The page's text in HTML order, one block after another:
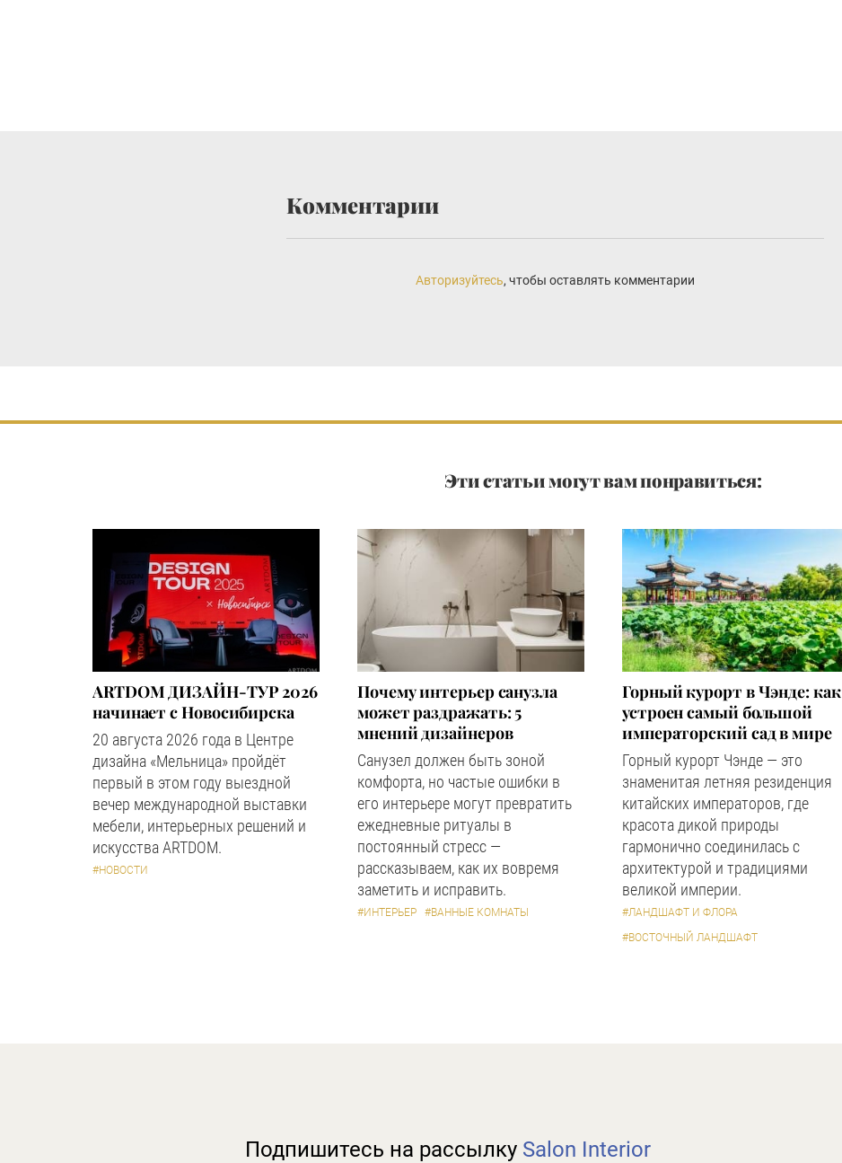
Комментарии
Авторизуйтесь, чтобы оставлять комментарии
Эти статьи могут вам понравиться:
ARTDOM ДИЗАЙН-ТУР 2026
начинает с Новосибирска
20 августа 2026 года в Центре
дизайна «Мельница» пройдёт
первый в этом году выездной
вечер международной выставки
мебели, интерьерных решений и
искусства ARTDOM.
#НОВОСТИ
Почему интерьер санузла
может раздражать: 5
мнений дизайнеров
Санузел должен быть зоной
комфорта, но частые ошибки в
его интерьере могут превратить
ежедневные ритуалы в
постоянный стресс —
рассказываем, как их вовремя
заметить и исправить.
#ИНТЕРЬЕР #ВАННЫЕ КОМНАТЫ
Горный курорт в Чэнде: как
устроен самый большой
императорский сад в мире
Горный курорт Чэнде — это
знаменитая летняя резиденция
китайских императоров, где
красота дикой природы
гармонично соединилась с
архитектурой и традициями
великой империи.
#ЛАНДШАФТ И ФЛОРА
#ВОСТОЧНЫЙ ЛАНДШАФТ
Подпишитесь на рассылку Salon Interior